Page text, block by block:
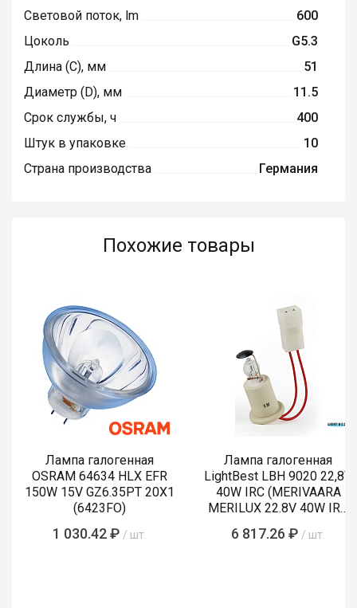
Световой поток, lm
600
Цоколь
G5.3
Длина (C), мм
51
Диаметр (D), мм
11.5
Срок службы, ч
400
Штук в упаковке
10
Страна производства
Германия
Похожие товары
Лампа галогенная
OSRAM 64634 HLX EFR
150W 15V GZ6.35PT 20X1
(6423FO)
1 030.42 ₽ / шт.
Лампа галогенная
LightBest LBH 9020 22,8V
40W IRC (MERIVAARA
MERILUX 22.8V 40W IRC
6 817.26 ₽ / шт.